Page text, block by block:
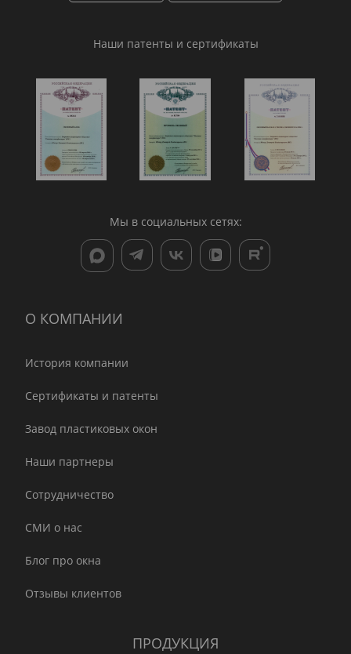
Наши патенты и сертификаты
Мы в социальных сетях:
О КОМПАНИИ
История компании
Сертификаты и патенты
Завод пластиковых окон
Наши партнеры
Сотрудничество
СМИ о нас
Блог про окна
Отзывы клиентов
ПРОДУКЦИЯ